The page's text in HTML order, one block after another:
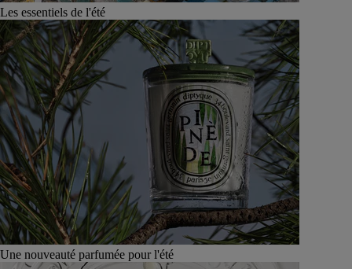
Les essentiels de l'été
Une nouveauté parfumée pour l'été